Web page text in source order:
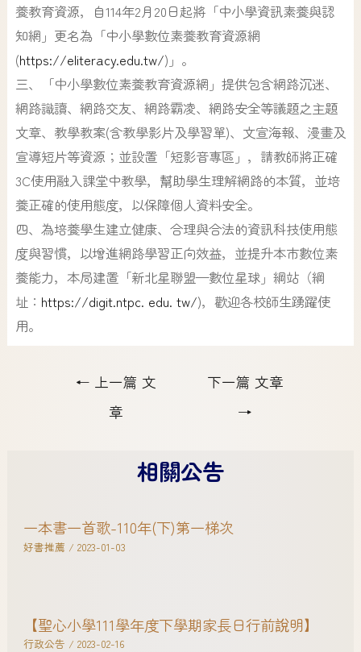
養教育資源，自114年2月20日起將「中小學資訊素養與認
知網」更名為「中小學數位素養教育資源網
(https://eliteracy.edu.tw/)」。
三、「中小學數位素養教育資源網」提供包含網路沉迷、
網路識讀、網路交友、網路霸凌、網路安全等議題之主題
文章、教學教案(含教學影片及學習單)、文宣海報、漫畫及
宣導短片等資源；並設置「短影音專區」，請教師將正確
3C使用融入課堂中教學，幫助學生理解網路的本質，並培
養正確的使用態度，以保障個人資料安全。
四、為培養學生建立健康、合理與合法的資訊科技使用態
度與習慣，以增進網路學習正向效益，並提升本市數位素
養能力，本局建置「新北星聯盟—數位星球」綱站（綱
址： https://digit.ntpc. edu. tw/)，歡迎各校師生踴躍使
用。
← 上一篇 文
章
下一篇 文章
→
相關公告
一本書一首歌-110年(下)第一梯次
好書推薦 / 2023-01-03
【聖心小學111學年度下學期家長日行前說明】
行政公告 / 2023-02-16